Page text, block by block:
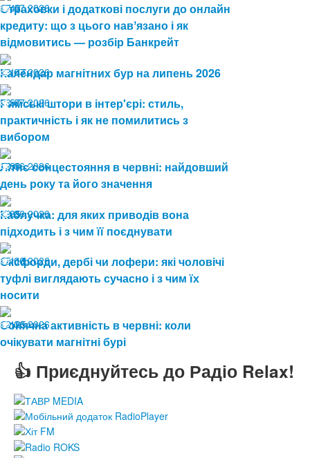
17.07.2026
42
Страховки і додаткові послуги до онлайн
кредиту: що з цього навʼязано і як
відмовитись — розбір Банкрейт
13.07.2026
147
Календар магнітних бур на липень 2026
08.07.2026
57
Римські штори в інтер'єрі: стиль,
практичність і як не помилитись з
вибором
19.06.2026
80
Літнє сонцестояння в червні: найдовший
день року та його значення
19.06.2026
85
Каблучка: для яких приводів вона
підходить і з чим її поєднувати
15.06.2026
111
Оксфорди, дербі чи лофери: які чоловічі
туфлі виглядають сучасно і з чим їх
носити
12.06.2026
125
Сонячна активність в червні: коли
очікувати магнітні бурі
👍 Приєднуйтесь до Радіо Relax!